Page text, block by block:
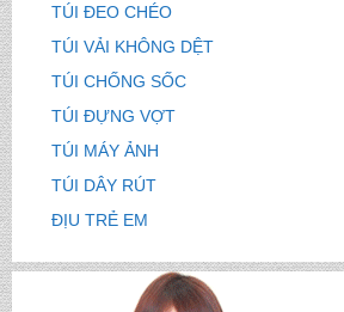
TÚI ĐEO CHÉO
TÚI VẢI KHÔNG DỆT
TÚI CHỐNG SỐC
TÚI ĐỰNG VỢT
TÚI MÁY ẢNH
TÚI DÂY RÚT
ĐỊU TRẺ EM